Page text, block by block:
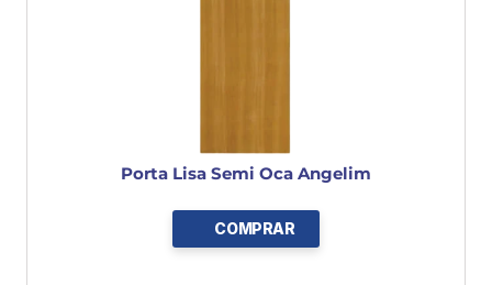
Porta Lisa Semi Oca Angelim
COMPRAR